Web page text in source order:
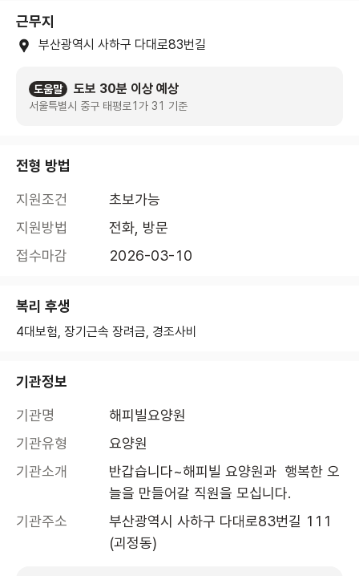
근무지
부산광역시 사하구 다대로83번길
도움말 도보 30분 이상 예상
서울특별시 중구 태평로1가 31 기준
전형 방법
지원조건
초보가능
지원방법
전화, 방문
접수마감
2026-03-10
복리 후생
4대보험, 장기근속 장려금, 경조사비
기관정보
기관명
해피빌요양원
기관유형
요양원
기관소개
반갑습니다~해피빌 요양원과  행복한 오
늘을 만들어갈 직원을 모십니다.
기관주소
부산광역시 사하구 다대로83번길 111
(괴정동)